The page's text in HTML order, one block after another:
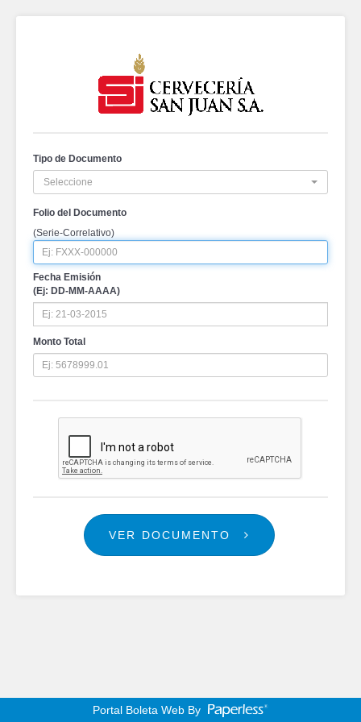
Tipo de Documento
Seleccione
Folio del Documento
(Serie-Correlativo)
Fecha Emisión
(Ej: DD-MM-AAAA)
Monto Total
VER DOCUMENTO
Portal Boleta Web By